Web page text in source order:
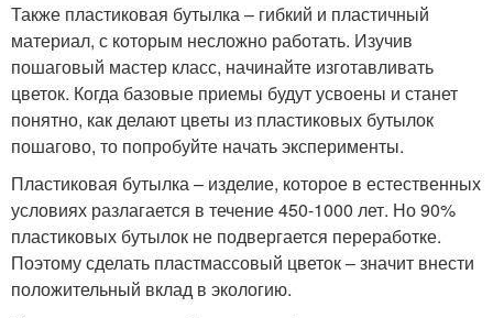
Также пластиковая бутылка – гибкий и пластичный
материал, с которым несложно работать. Изучив
пошаговый мастер класс, начинайте изготавливать
цветок. Когда базовые приемы будут усвоены и станет
понятно, как делают цветы из пластиковых бутылок
пошагово, то попробуйте начать эксперименты.
Пластиковая бутылка – изделие, которое в естественных
условиях разлагается в течение 450-1000 лет. Но 90%
пластиковых бутылок не подвергается переработке.
Поэтому сделать пластмассовый цветок – значит внести
положительный вклад в экологию.